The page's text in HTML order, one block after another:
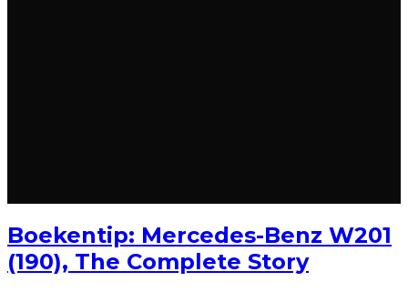
Boekentip: Mercedes-Benz W201
(190), The Complete Story